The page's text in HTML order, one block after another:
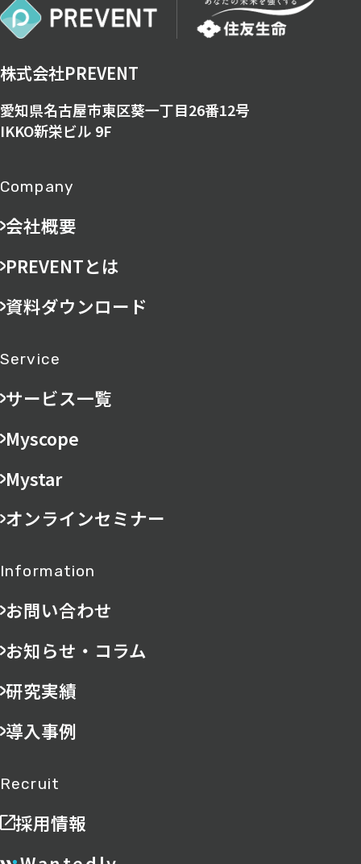
株式会社PREVENT
愛知県名古屋市東区葵一丁目26番12号
IKKO新栄ビル 9F
Company
会社概要
PREVENTとは
資料ダウンロード
Service
サービス一覧
Myscope
Mystar
オンラインセミナー
Information
お問い合わせ
お知らせ・コラム
研究実績
導入事例
Recruit
採用情報